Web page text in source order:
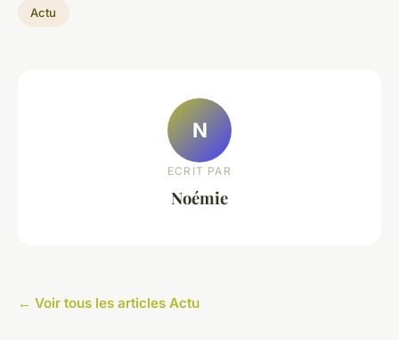
Actu
N
ECRIT PAR
Noémie
← Voir tous les articles Actu